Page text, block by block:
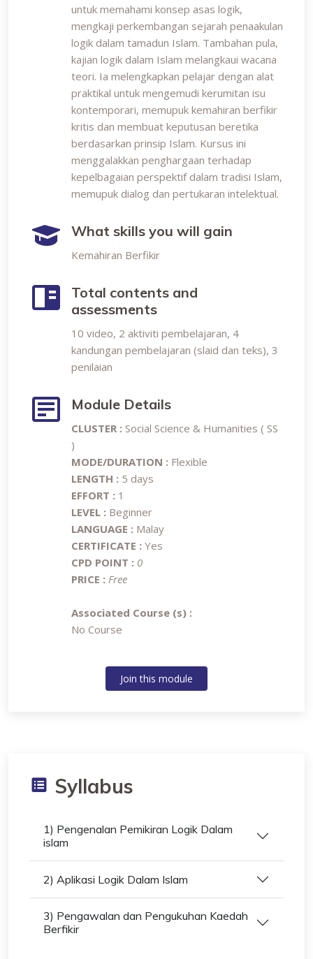
untuk memahami konsep asas logik,
mengkaji perkembangan sejarah penaakulan
logik dalam tamadun Islam. Tambahan pula,
kajian logik dalam Islam melangkaui wacana
teori. Ia melengkapkan pelajar dengan alat
praktikal untuk mengemudi kerumitan isu
kontemporari, memupuk kemahiran berfikir
kritis dan membuat keputusan beretika
berdasarkan prinsip Islam. Kursus ini
menggalakkan penghargaan terhadap
kepelbagaian perspektif dalam tradisi Islam,
memupuk dialog dan pertukaran intelektual.
What skills you will gain
Kemahiran Berfikir
Total contents and
assessments
10 video, 2 aktiviti pembelajaran, 4
kandungan pembelajaran (slaid dan teks), 3
penilaian
Module Details
CLUSTER : Social Science & Humanities ( SS
)
MODE/DURATION : Flexible
LENGTH : 5 days
EFFORT : 1
LEVEL : Beginner
LANGUAGE : Malay
CERTIFICATE : Yes
CPD POINT : 0
PRICE : Free
Associated Course (s) :
No Course
Join this module
Syllabus
1) Pengenalan Pemikiran Logik Dalam
islam
2) Aplikasi Logik Dalam Islam
3) Pengawalan dan Pengukuhan Kaedah
Berfikir